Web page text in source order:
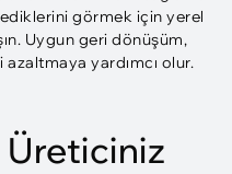
görmek için yerel
Uygun geri dönüşüm,
azaltmaya yardımcı olur.
Üreticiniz